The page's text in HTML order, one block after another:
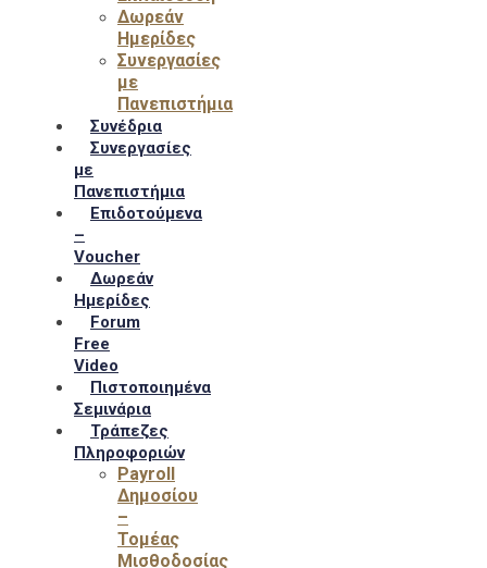
Δωρεάν
Ημερίδες
Συνεργασίες
με
Πανεπιστήμια
Συνέδρια
Συνεργασίες
με
Πανεπιστήμια
Επιδοτούμενα
–
Voucher
Δωρεάν
Ημερίδες
Forum
Free
Video
Πιστοποιημένα
Σεμινάρια
Τράπεζες
Πληροφοριών
Payroll
Δημοσίου
–
Τομέας
Μισθοδοσίας